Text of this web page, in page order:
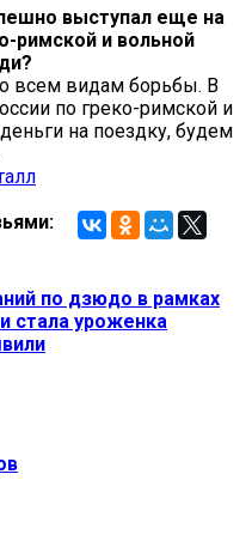
выступал еще на
римской и вольной
всем видам борьбы. В
по греко-римской и
на поездку, будем
по дзюдо в рамках
стала уроженка